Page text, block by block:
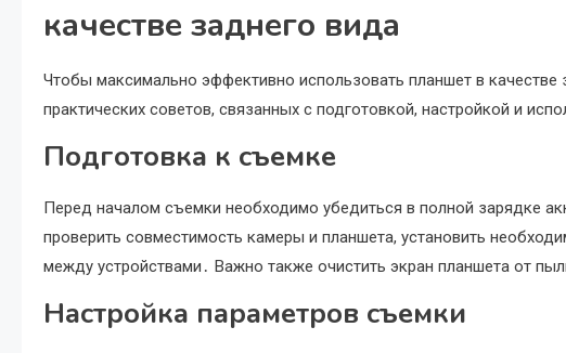
качестве заднего вида
Чтобы максимально эффективно использовать планшет в
практических советов, связанных с подготовкой, настройкой и
Подготовка к съемке
Перед началом съемки необходимо убедиться в полной зарядке
проверить совместимость камеры и планшета, установить
между устройствами․ Важно также очистить экран планшета от
Настройка параметров съемки